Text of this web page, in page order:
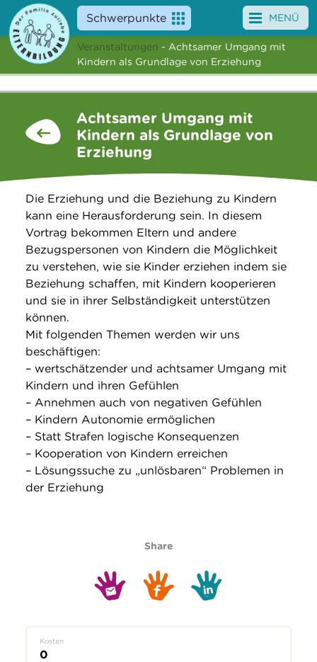
Schwerpunkte
Angebote
News
Suche
MENÜ
Veranstaltungen - Achtsamer Umgang mit
Kindern als Grundlage von Erziehung
Achtsamer Umgang mit
Kindern als Grundlage von
Erziehung
Die Erziehung und die Beziehung zu Kindern
kann eine Herausforderung sein. In diesem
Vortrag bekommen Eltern und andere
Bezugspersonen von Kindern die Möglichkeit
zu verstehen, wie sie Kinder erziehen indem sie
Beziehung schaffen, mit Kindern kooperieren
und sie in ihrer Selbständigkeit unterstützen
können.
Mit folgenden Themen werden wir uns
beschäftigen:
– wertschätzender und achtsamer Umgang mit
Kindern und ihren Gefühlen
– Annehmen auch von negativen Gefühlen
– Kindern Autonomie ermöglichen
– Statt Strafen logische Konsequenzen
– Kooperation von Kindern erreichen
– Lösungssuche zu „unlösbaren“ Problemen in
der Erziehung
Share
Kosten
0